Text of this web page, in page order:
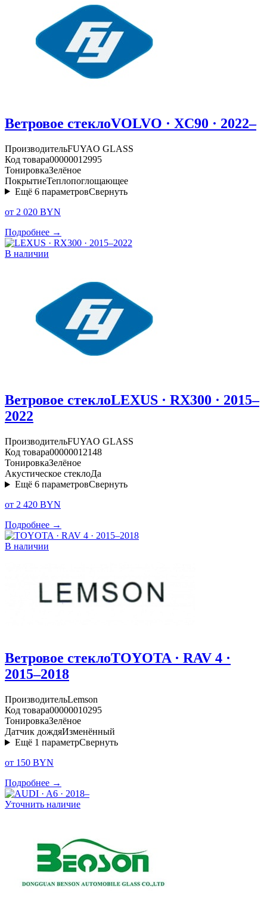
Ветровое стеклоVOLVO · XC90 · 2022–
ПроизводительFUYAO GLASS
Код товара00000012995
ТонировкаЗелёное
ПокрытиеТеплопоглощающее
Ещё 6 параметровСвернуть
от 2 020 BYN
Подробнее →
В наличии
Ветровое стеклоLEXUS · RX300 · 2015–
2022
ПроизводительFUYAO GLASS
Код товара00000012148
ТонировкаЗелёное
Акустическое стеклоДа
Ещё 6 параметровСвернуть
от 2 420 BYN
Подробнее →
В наличии
Ветровое стеклоTOYOTA · RAV 4 ·
2015–2018
ПроизводительLemson
Код товара00000010295
ТонировкаЗелёное
Датчик дождяИзменённый
Ещё 1 параметрСвернуть
от 150 BYN
Подробнее →
Уточнить наличие